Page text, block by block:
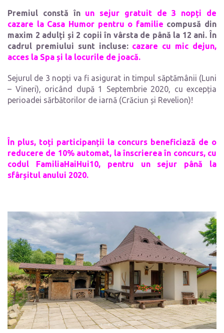
Premiul constă în un sejur gratuit de 3 nopți de
cazare la Casa Humor pentru o familie compusă din
maxim 2 adulți și 2 copii în vârsta de până la 12 ani. În
cadrul premiului sunt incluse: cazare cu mic dejun,
acces la Spa și la locurile de joacă.
Sejurul de 3 nopți va fi asigurat in timpul săptămânii (Luni
– Vineri), oricând după 1 Septembrie 2020, cu excepția
perioadei sărbătorilor de iarnă (Crăciun și Revelion)!
În plus, toți participanții la concurs beneficiază de o
reducere de 10% automat, la înscrierea în concurs, cu
codul FamiliaHaiHui10, pentru un sejur până la
sfârșitul anului 2020.